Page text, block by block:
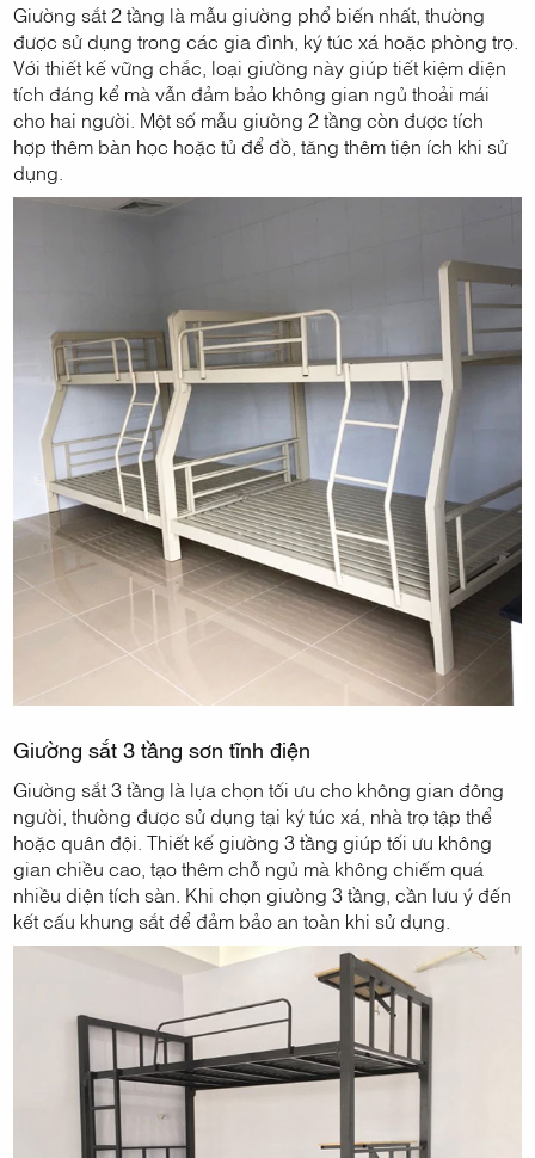
Giường sắt 2 tầng là mẫu giường phổ biến nhất, thường
được sử dụng trong các gia đình, ký túc xá hoặc phòng trọ.
Với thiết kế vững chắc, loại giường này giúp tiết kiệm diện
tích đáng kể mà vẫn đảm bảo không gian ngủ thoải mái
cho hai người. Một số mẫu giường 2 tầng còn được tích
hợp thêm bàn học hoặc tủ để đồ, tăng thêm tiện ích khi sử
dụng.
Giường sắt 3 tầng sơn tĩnh điện
Giường sắt 3 tầng là lựa chọn tối ưu cho không gian đông
người, thường được sử dụng tại ký túc xá, nhà trọ tập thể
hoặc quân đội. Thiết kế giường 3 tầng giúp tối ưu không
gian chiều cao, tạo thêm chỗ ngủ mà không chiếm quá
nhiều diện tích sàn. Khi chọn giường 3 tầng, cần lưu ý đến
kết cấu khung sắt để đảm bảo an toàn khi sử dụng.